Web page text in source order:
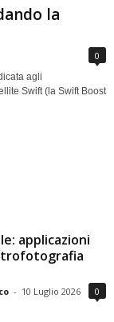
la
0
agli
Swift (la Swift Boost
applicazioni
- 10 Luglio 2026 0